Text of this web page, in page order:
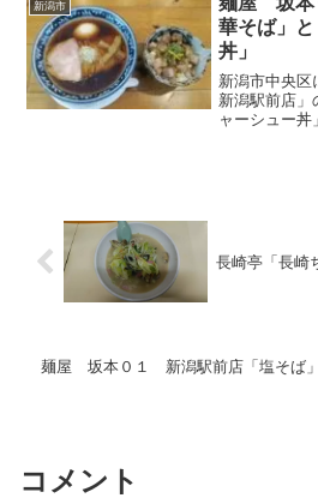
新潟市
華そば」
丼」
新潟市中央
新潟駅前店」
ャーシュー丼
長崎亭「長崎
麺屋 坂本０１ 新潟駅前店「塩そば」
コメント